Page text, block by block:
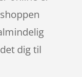
dig til